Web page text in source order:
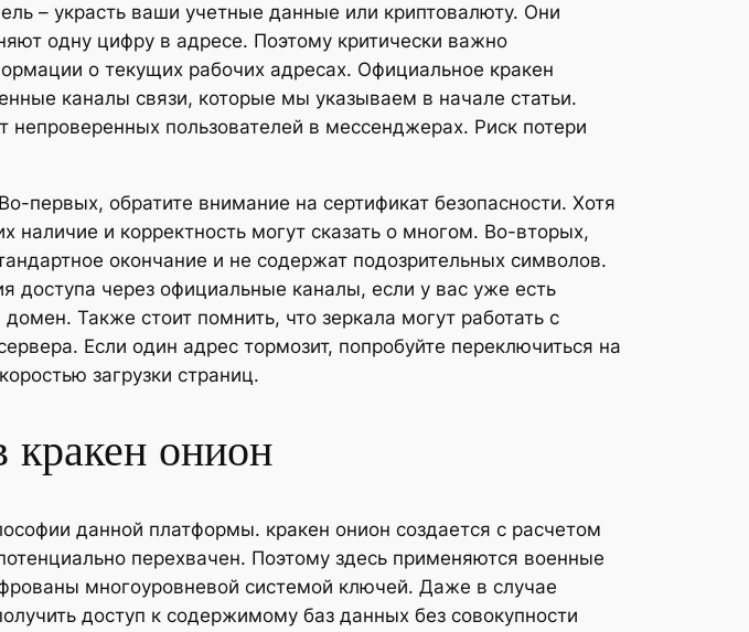
– украсть ваши учетные данные или криптовалюту. Они
одну цифру в адресе. Поэтому критически важно
о текущих рабочих адресах. Официальное кракен
каналы связи, которые мы указываем в начале статьи.
пользователей в мессенджерах. Риск потери
первых, обратите внимание на сертификат безопасности. Хотя
наличие и корректность могут сказать о многом. Во-вторых,
окончание и не содержат подозрительных символов.
доступа через официальные каналы, если у вас уже есть
Также стоит помнить, что зеркала могут работать с
Если один адрес тормозит, попробуйте переключиться на
загрузки страниц.
кракен онион
данной платформы. кракен онион создается с расчетом
перехвачен. Поэтому здесь применяются военные
многоуровневой системой ключей. Даже в случае
доступ к содержимому баз данных без совокупности